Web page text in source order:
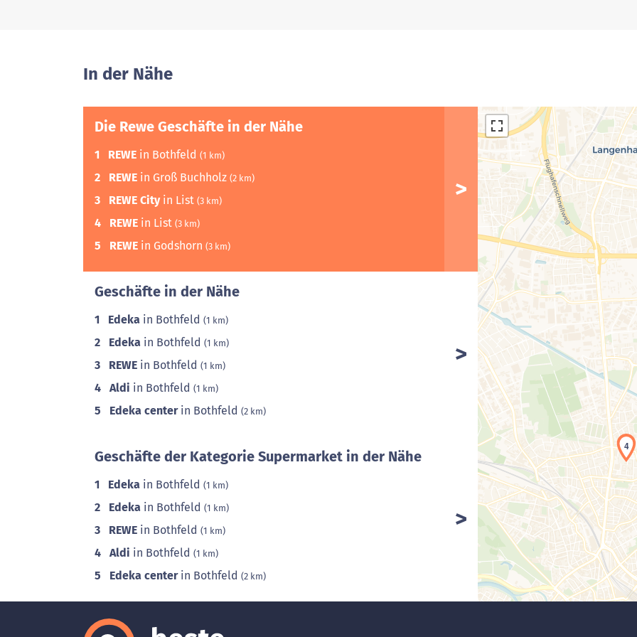
In der Nähe
Die Rewe Geschäfte in der Nähe
1 REWE in Bothfeld (1 km)
2 REWE in Groß Buchholz (2 km)
3 REWE Cityin List (3 km)
4 REWE in List (3 km)
5 REWE in Godshorn (3 km)
Geschäfte in der Nähe
1 Edeka in Bothfeld (1 km)
2 Edeka in Bothfeld (1 km)
3 REWE in Bothfeld (1 km)
4 Aldi in Bothfeld (1 km)
5 Edeka centerin Bothfeld (2 km)
Geschäfte der Kategorie Supermarket in der Nähe
1 Edeka in Bothfeld (1 km)
2 Edeka in Bothfeld (1 km)
3 REWE in Bothfeld (1 km)
4 Aldi in Bothfeld (1 km)
5 Edeka centerin Bothfeld (2 km)
4